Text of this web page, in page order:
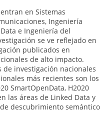
en Sistemas
Ingeniería
e Ingeniería del
se ve reflejado en
publicados en
de alto impacto.
investigación nacionales
más recientes son los
SmartOpenData, H2020
las áreas de Linked Data y
descubrimiento semántico